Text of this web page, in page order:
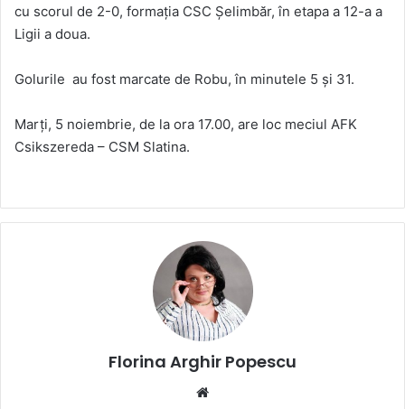
cu scorul de 2-0, formaţia CSC Şelimbăr, în etapa a 12-a a
Ligii a doua.
Golurile au fost marcate de Robu, în minutele 5 şi 31.
Marţi, 5 noiembrie, de la ora 17.00, are loc meciul AFK
Csikszereda – CSM Slatina.
Florina Arghir Popescu